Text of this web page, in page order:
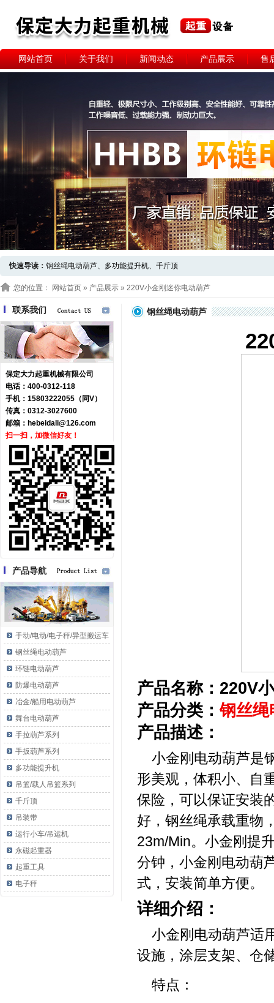
网站首页 关于我们 新闻动态 产品展示 售
快速导读： 钢丝绳电动葫芦、 多功能提升机、 千斤顶
您的位置： 网站首页 » 产品展示 » 220V小金刚迷你电动葫芦
联系我们
保定大力起重机械有限公司
电话：400-0312-118
手机：15803222055（同V）
传真：0312-3027600
邮箱： hebeidali@126.com
扫一扫，加微信好友！
产品导航
手动/电动/电子秤/异型搬运车
钢丝绳电动葫芦
环链电动葫芦
防爆电动葫芦
冶金/船用电动葫芦
舞台电动葫芦
手拉葫芦系列
手扳葫芦系列
多功能提升机
吊篮/载人吊篮系列
千斤顶
吊装带
运行小车/吊运机
永磁起重器
起重工具
电子秤
钢丝绳电动葫芦
产品名称：220V
产品分类：钢丝绳
产品描述：
小金刚电动葫芦是
形美观，体积小、自
保险，可以保证安装
好，钢丝绳承载重物
23m/Min。小金刚提
分钟，小金刚电动葫
式，安装简单方便。
详细介绍：
小金刚电动葫芦适
设施，涂层支架、仓
特点：